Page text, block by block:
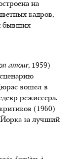
на
кадров,
бывших
amour, 1959)
вошел в
режиссера.
(1960)
за лучший